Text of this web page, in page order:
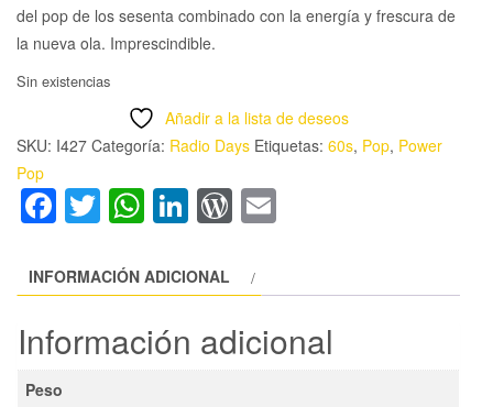
del pop de los sesenta combinado con la energía y frescura de
la nueva ola. Imprescindible.
Sin existencias
Añadir a la lista de deseos
SKU: I427 Categoría: Radio Days Etiquetas: 60s, Pop, Power
Pop
Facebook
Twitter
WhatsApp
LinkedIn
WordPress
INFORMACIÓN ADICIONAL
Información adicional
Peso